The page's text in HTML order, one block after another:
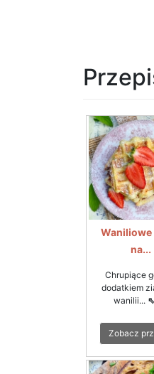
na...
Chrupiące
dodatkiem
wanilii...
Zobacz